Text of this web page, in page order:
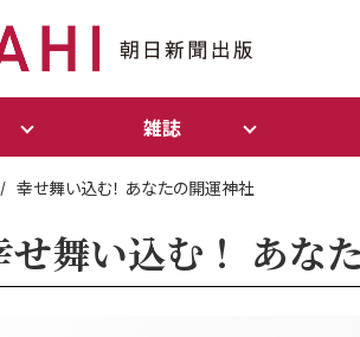
雑誌
幸せ舞い込む！ あなたの開運神社
せ舞い込む！ あな